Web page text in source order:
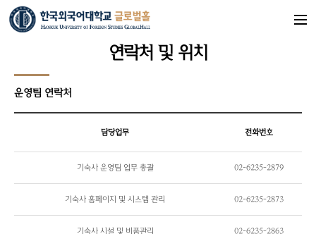
연락처 및 위치
운영팀 연락처
담당업무 전화번호
기숙사 운영팀 업무 총괄 02-6235-2879
기숙사 홈페이지 및 시스템 관리 02-6235-2873
기숙사 시설 및 비품관리 02-6235-2863